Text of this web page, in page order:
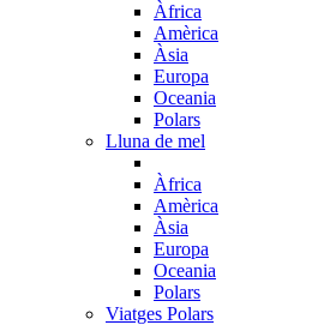
Àfrica
Amèrica
Àsia
Europa
Oceania
Polars
Lluna de mel
Àfrica
Amèrica
Àsia
Europa
Oceania
Polars
Viatges Polars